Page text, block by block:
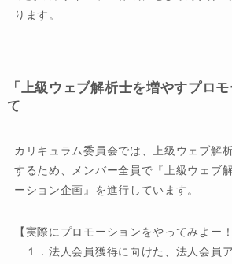
ります。
「上級ウェブ解析士を増やすプロ
て
カリキュラム委員会では、上級ウェブ解
するため、メンバー全員で『上級ウェブ
ーション企画』を進行しています。
【実際にプロモーションをやってみよー！
１．法人会員獲得に向けた、法人会員